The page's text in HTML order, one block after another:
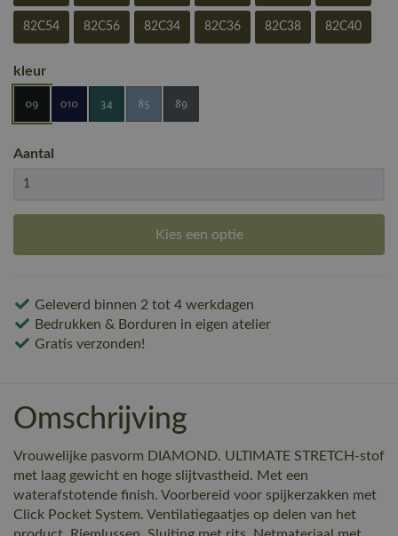
82C54 82C56 82C34 82C36 82C38 82C40
kleur
Aantal
Kies een optie
Geleverd binnen 2 tot 4 werkdagen
Bedrukken & Borduren in eigen atelier
Gratis verzonden!
Omschrijving
Vrouwelijke pasvorm DIAMOND. ULTIMATE STRETCH-stof
met laag gewicht en hoge slijtvastheid. Met een
waterafstotende finish. Voorbereid voor spijkerzakken met
Click Pocket System. Ventilatiegaatjes op delen van het